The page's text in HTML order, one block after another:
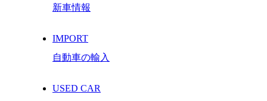
新車情報
IMPORT
自動車の輸入
USED CAR